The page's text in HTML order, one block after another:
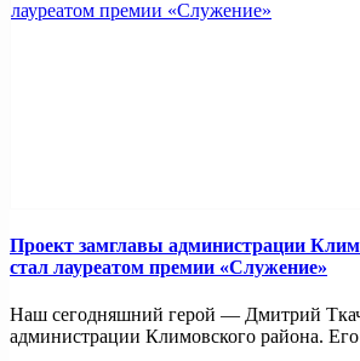
Проект замглавы администрации
стал лауреатом премии «Служение»
Наш сегодняшний герой — Дмитрий
администрации Климовского района.